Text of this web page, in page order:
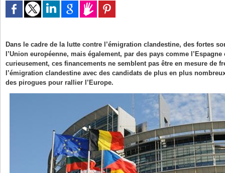
Dans le cadre de la lutte contre l’émigration clandestine, des fortes
l’Union européenne, mais également, par des pays comme l’Espagne
curieusement, ces financements ne semblent pas être en mesure de
l’émigration clandestine avec des candidats de plus en plus
des pirogues pour rallier l’Europe.